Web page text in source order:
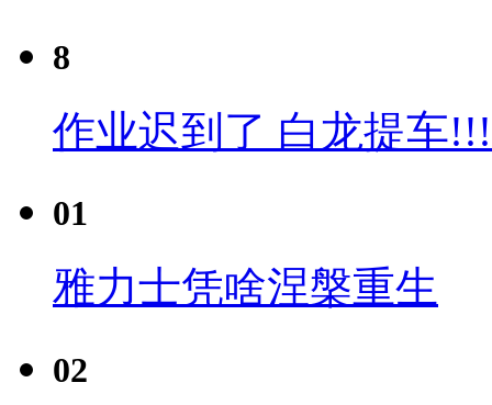
8
作业迟到了 白龙提车
01
雅力士凭啥涅槃重生
02